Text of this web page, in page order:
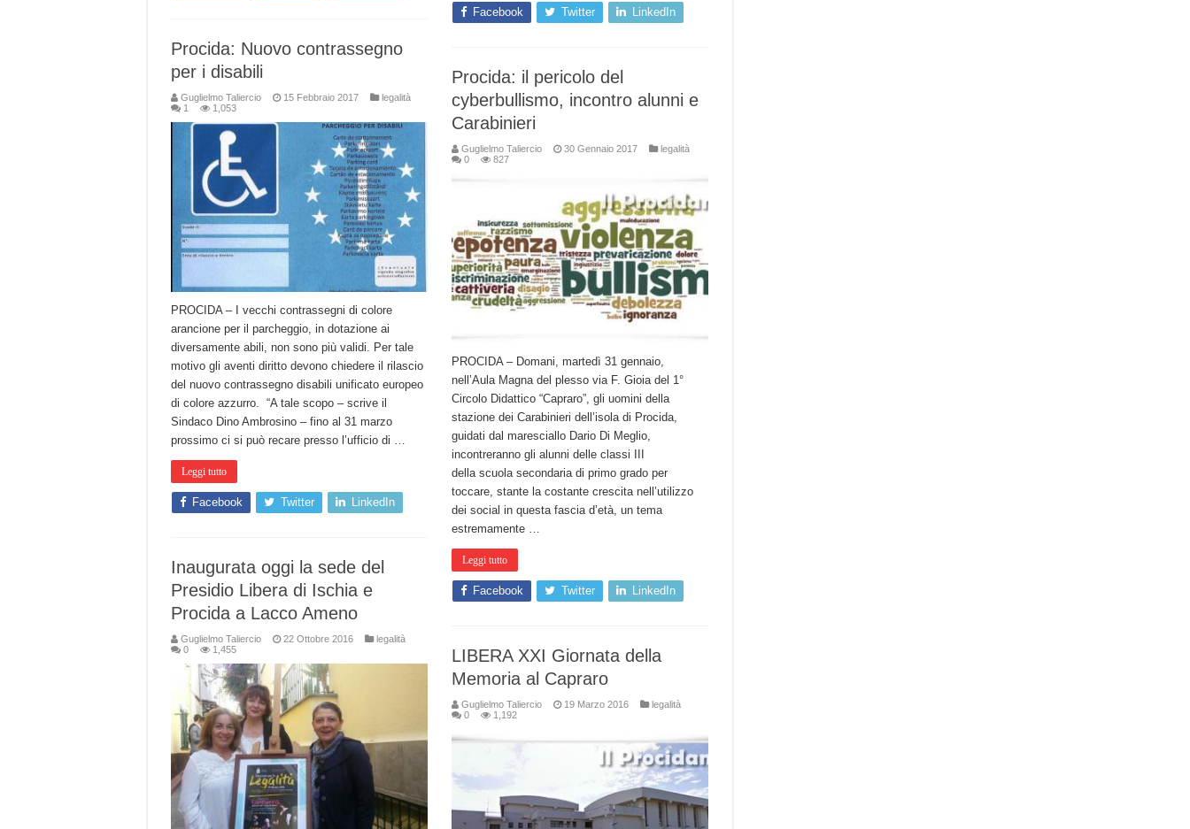
Facebook Twitter LinkedIn
Procida: Nuovo contrassegno
per i disabili
Guglielmo Taliercio 15 Febbraio 2017
legalità
1
1,053
PROCIDA – I vecchi contrassegni di colore
arancione per il parcheggio, in dotazione ai
diversamente abili, non sono più validi. Per tale
motivo gli aventi diritto devono chiedere il rilascio
del nuovo contrassegno disabili unificato europeo
di colore azzurro. “A tale scopo – scrive il
Sindaco Dino Ambrosino – fino al 31 marzo
prossimo ci si può recare presso l’ufficio di …
Leggi tutto
Facebook Twitter LinkedIn
Procida: il pericolo del
cyberbullismo, incontro alunni e
Carabinieri
Guglielmo Taliercio 30 Gennaio 2017
legalità
0
827
PROCIDA – Domani, martedì 31 gennaio,
nell’Aula Magna del plesso via F. Gioia del 1°
Circolo Didattico “Capraro”, gli uomini della
stazione dei Carabinieri dell’isola di Procida,
guidati dal maresciallo Dario Di Meglio,
incontreranno gli alunni delle classi III
della scuola secondaria di primo grado per
toccare, stante la costante crescita nell’utilizzo
dei social in questa fascia d’età, un tema
estremamente …
Leggi tutto
Facebook Twitter LinkedIn
Inaugurata oggi la sede del
Presidio Libera di Ischia e
Procida a Lacco Ameno
Guglielmo Taliercio 22 Ottobre 2016
legalità
0
1,455
LIBERA XXI Giornata della
Memoria al Capraro
Guglielmo Taliercio 19 Marzo 2016
legalità
0
1,192